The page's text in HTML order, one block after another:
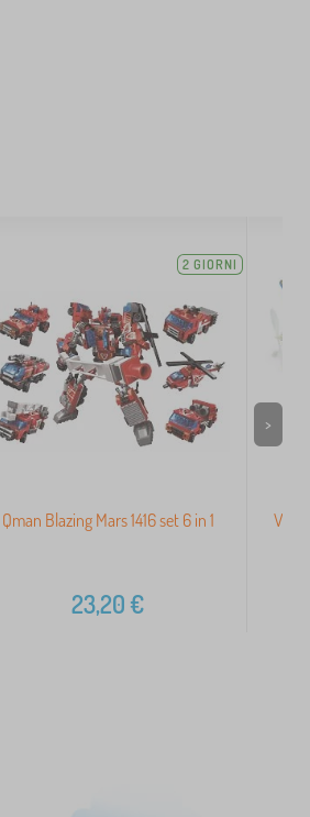
2 GIORNI
Qman Blazing Mars 1416 set 6 in 1
23,20€
Vilac
>